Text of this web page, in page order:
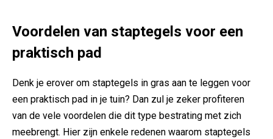
Voordelen van staptegels ⁣voor een
praktisch pad
Denk‌ je erover om staptegels in gras aan te leggen voor
een praktisch pad in je tuin?‍ Dan zul je zeker profiteren
van​ de​ vele voordelen ⁢die dit type bestrating met zich
meebrengt. Hier zijn enkele redenen waarom staptegels